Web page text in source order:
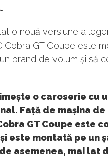
o nouă versiune a
GT Coupe este
brand de volum și să
o caroserie cu
Față de mașina de
GT Coupe este
este montată pe un
asemenea, mai lat